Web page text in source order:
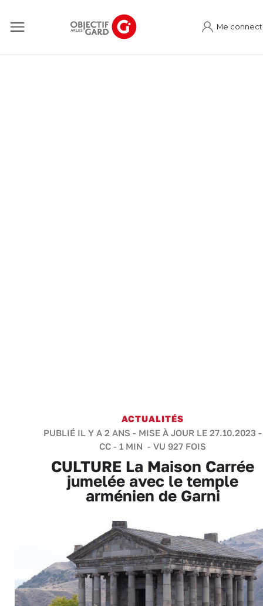
Me
ACTUALITÉS
PUBLIÉ IL Y A 2 ANS - MISE À JOUR LE 27.10.2023 -
CC - 1 MIN - VU 927 FOIS
CULTURE La Maison Carrée
jumelée avec le temple
arménien de Garni